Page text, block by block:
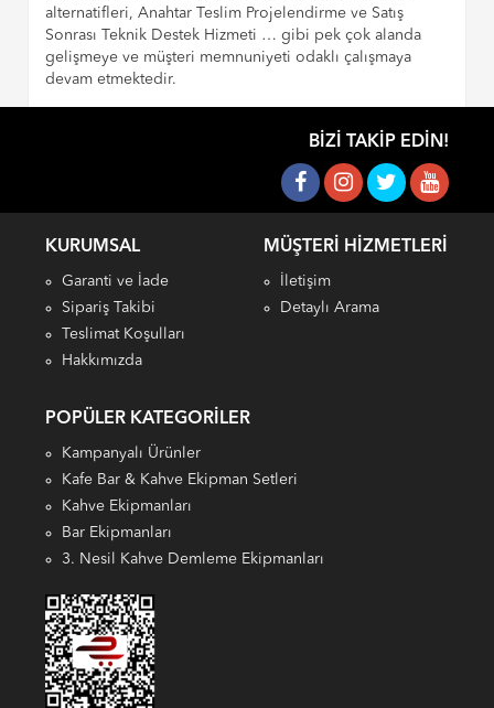
alternatifleri, Anahtar Teslim Projelendirme ve Satış
Sonrası Teknik Destek Hizmeti … gibi pek çok alanda
gelişmeye ve müşteri memnuniyeti odaklı çalışmaya
devam etmektedir.
BIZI TAKIP EDIN!
KURUMSAL
Garanti ve İade
Sipariş Takibi
Teslimat Koşulları
Hakkımızda
MÜŞTERI HIZMETLERI
İletişim
Detaylı Arama
POPÜLER KATEGORILER
Kampanyalı Ürünler
Kafe Bar & Kahve Ekipman Setleri
Kahve Ekipmanları
Bar Ekipmanları
3. Nesil Kahve Demleme Ekipmanları